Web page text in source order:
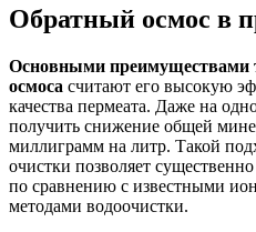
Обратный осмос в
Основными преимуществами
осмоса считают его высокую
качества пермеата. Даже на
получить снижение общей
миллиграмм на литр. Такой
очистки позволяет
по сравнению с известными
методами водоочистки.